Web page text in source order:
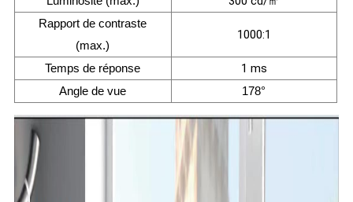
Rapport de contraste
(max.)
1000:1
Temps de réponse 1 ms
Angle de vue 178°